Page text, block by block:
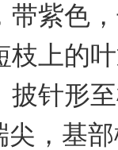
带紫色
枝上的
披针形
尖，基